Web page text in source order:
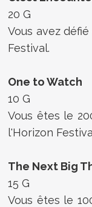
20 G
Vous avez
Festival.
One to Watch
10 G
Vous êtes le
l'Horizon
The Next Big
15 G
Vous êtes le